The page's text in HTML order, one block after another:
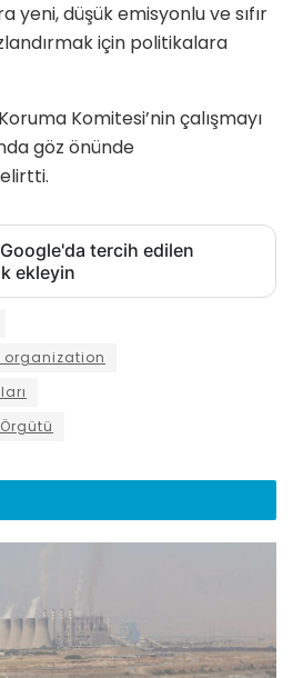
yeni, düşük emisyonlu ve sıfır
için politikalara
Komitesi’nin çalışmayı
göz önünde
tercih edilen
ekleyin